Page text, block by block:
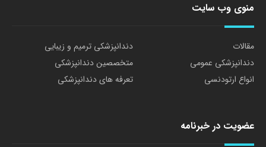
منوی وب سایت
مقالات
دندانپزشکی ترمیم و زیبایی
دندانپزشکی عمومی
متخصصین دندانپزشکی
انواع ارتودنسی
تعرفه های دندانپزشکی
عضویت در خبرنامه